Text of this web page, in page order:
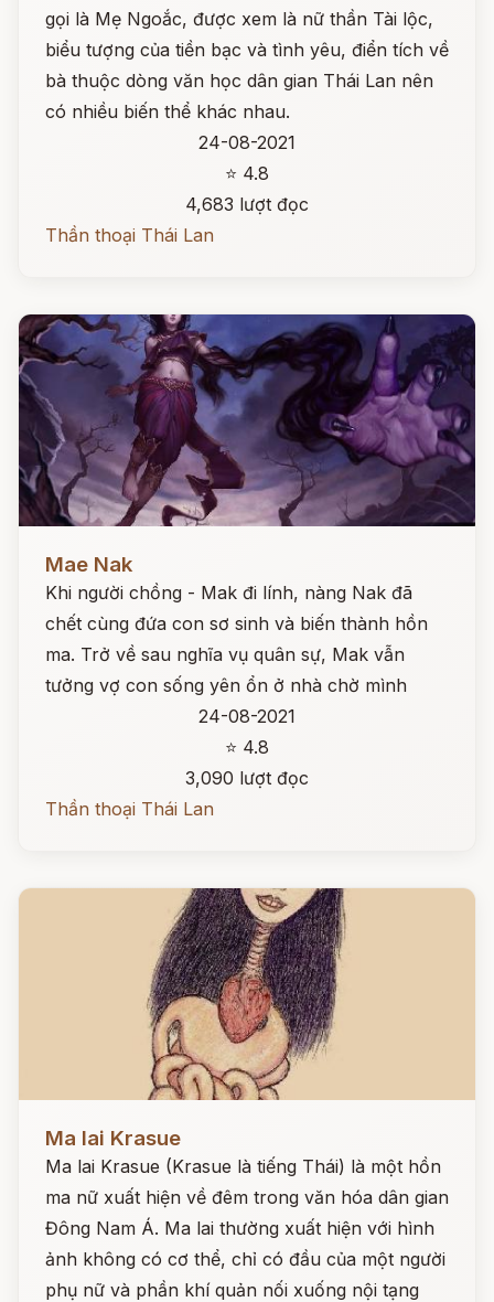
gọi là Mẹ Ngoắc, được xem là nữ thần Tài lộc,
biểu tượng của tiền bạc và tình yêu, điển tích về
bà thuộc dòng văn học dân gian Thái Lan nên
có nhiều biến thể khác nhau.
24-08-2021
⭐ 4.8
4,683 lượt đọc
Thần thoại Thái Lan
Mae Nak
Khi người chồng - Mak đi lính, nàng Nak đã
chết cùng đứa con sơ sinh và biến thành hồn
ma. Trở về sau nghĩa vụ quân sự, Mak vẫn
tưởng vợ con sống yên ổn ở nhà chờ mình
24-08-2021
⭐ 4.8
3,090 lượt đọc
Thần thoại Thái Lan
Ma lai Krasue
Ma lai Krasue (Krasue là tiếng Thái) là một hồn
ma nữ xuất hiện về đêm trong văn hóa dân gian
Đông Nam Á. Ma lai thường xuất hiện với hình
ảnh không có cơ thể, chỉ có đầu của một người
phụ nữ và phần khí quản nối xuống nội tạng